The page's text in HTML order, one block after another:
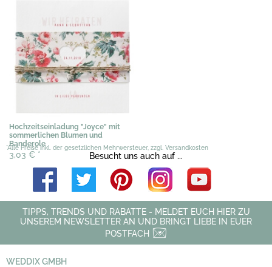
Hochzeitseinladung "Joyce" mit
sommerlichen Blumen und
Banderole
3,03 € *
*Alle Preise inkl. der gesetzlichen Mehrwersteuer, zzgl. Versandkosten
Besucht uns auch auf ...
TIPPS, TRENDS UND RABATTE - MELDET EUCH HIER ZU
UNSEREM NEWSLETTER AN UND BRINGT LIEBE IN EUER
POSTFACH
WEDDIX GMBH